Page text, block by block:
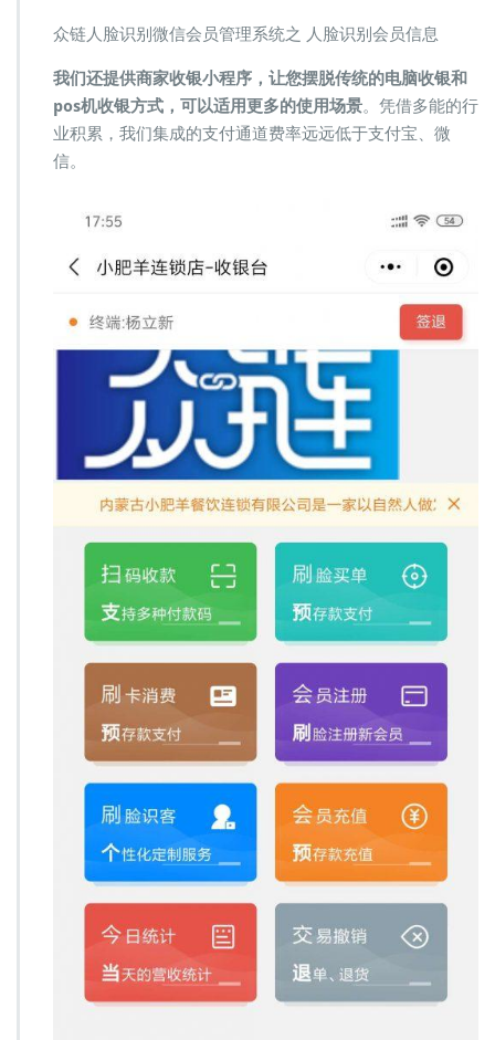
众链人脸识别微信会员管理系统之 人脸识别会员信息
我们还提供商家收银小程序，让您摆脱传统的电脑收银和
pos机收银方式，可以适用更多的使用场景。凭借多能的行
业积累，我们集成的支付通道费率远远低于支付宝、微
信。